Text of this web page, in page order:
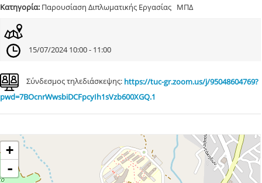
Κατηγορία: Παρουσίαση Διπλωματικής Εργασίας ΜΠΔ
15/07/2024 10:00 - 11:00
Σύνδεσμος τηλεδιάσκεψης: https://tuc-gr.zoom.us/j/95048604769?
pwd=7BOcnrWwsbiDCFpcyIh1sVzb600XGQ.1
+
-